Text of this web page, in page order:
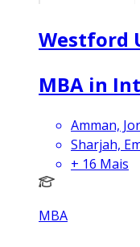
Westford
MBA in
Amman,
Sharjah,
+ 16 Mais
MBA